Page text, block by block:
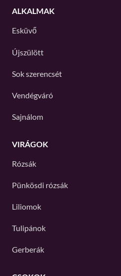
ALKALMAK
Esküvő
Újszülött
Sok szerencsét
Vendégváró
Sajnálom
VIRÁGOK
Rózsák
Pünkösdi rózsák
Liliomok
Tulipánok
Gerberák